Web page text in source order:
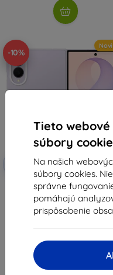
Tieto
súbory
Na našich
súbory cookies.
správne
pomáhajú
prispôsobenie
-10%
Zľava s
kupónom
Samsung priehľadný kryt
Cover pre Galaxy Z Fold 8
QF971CTE (57983131084)
33,90 €
Na sklade > 5 ks